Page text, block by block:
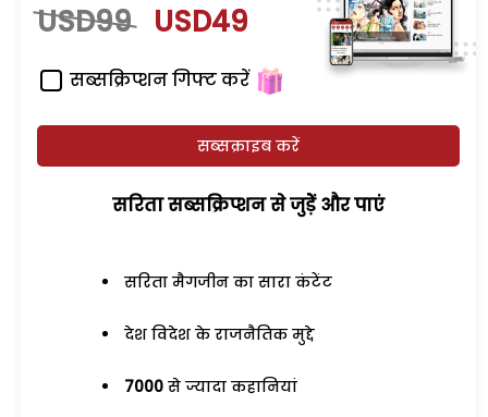
USD99 USD49
सब्सक्रिप्शन गिफ्ट करें
सब्सक्राइब करें
सरिता सब्सक्रिप्शन से जुड़ेें और पाएं
सरिता मैगजीन का सारा कंटेंट
देश विदेश के राजनैतिक मुद्दे
7000 से ज्यादा कहानियां